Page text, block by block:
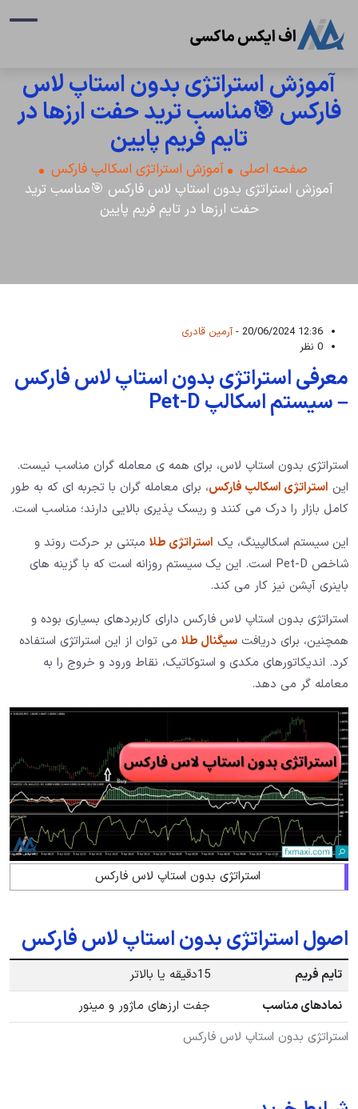
آموزش استراتژی بدون استاپ لاس
فارکس 🎯مناسب ترید حفت ارزها در
تایم فریم پایین
صفحه اصلی
آموزش استراتژی اسکالپ فارکس
آموزش استراتژی بدون استاپ لاس فارکس 🎯مناسب ترید
حفت ارزها در تایم فریم پایین
12:36 20/06/2024 -
آرمین قادری
0 نظر
معرفی استراتژی بدون استاپ لاس فارکس
– سیستم اسکالپ Pet-D
استراتژی بدون استاپ لاس، برای همه ی معامله گران مناسب نیست.
این استراتژی اسکالپ فارکس، برای معامله گران با تجربه ای که به طور
کامل بازار را درک می کنند و ریسک پذیری بالایی دارند؛ مناسب است.
این سیستم اسکالپینگ، یک استراتژی طلا مبتنی بر حرکت روند و
شاخص Pet-D است. این یک سیستم روزانه است که با گزینه های
باینری آپشن نیز کار می کند.
استراتژی بدون استاپ لاس فارکس دارای کاربردهای بسیاری بوده و
همچنین، برای دریافت سیگنال طلا می توان از این استراتژی استفاده
کرد. اندیکاتورهای مکدی و استوکاتیک، نقاط ورود و خروج را به
معامله گر می دهد.
استراتژی بدون استاپ لاس فارکس
اصول استراتژی بدون استاپ لاس فارکس
استراتژی بدون استاپ لاس فارکس
تایم فریم
15دقیقه یا بالاتر
نمادهای مناسب
جفت ارزهای ماژور و مینور